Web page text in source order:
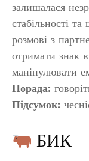
залишалася
стабільності
розмові з
отримати знак
маніпулювати
Порада:
Підсумок:
БИК